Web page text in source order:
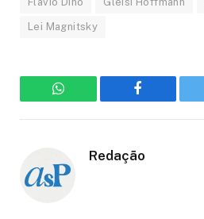
Lei Magnitsky
WhatsApp Facebook
Redação